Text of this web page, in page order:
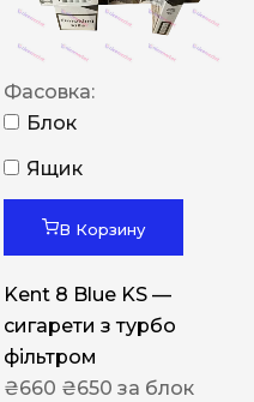
Фасовка:
Блок
Ящик
В Корзину
Kent 8 Blue KS —
сигарети з турбо
фільтром
₴660 ₴650 за блок